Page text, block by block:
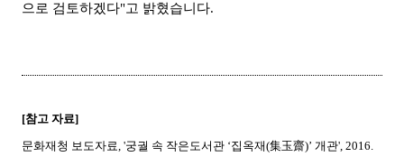
으로 검토하겠다"고 밝혔습니다.
[참고 자료]
문화재청 보도자료, '궁궐 속 작은도서관 ‘집옥재(集玉齋)’ 개관', 2016.